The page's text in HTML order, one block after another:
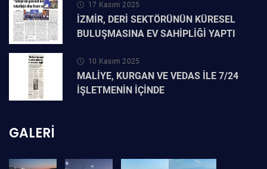
17 Kasım 2025
İZMİR, DERİ SEKTÖRÜNÜN KÜRESEL
BULUŞMASINA EV SAHİPLİĞİ YAPTI
10 Kasım 2025
MALİYE, KURGAN VE VEDAS İLE 7/24
İŞLETMENİN İÇİNDE
GALERI